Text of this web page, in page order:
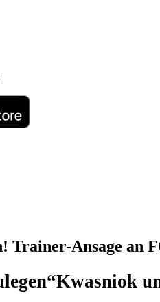
Trainer-Ansage an
Kwasniok